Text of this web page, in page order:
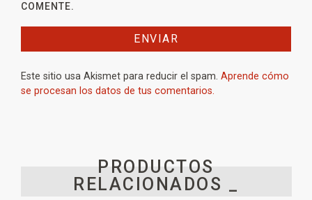
COMENTE.
Este sitio usa Akismet para reducir el spam. Aprende cómo
se procesan los datos de tus comentarios.
PRODUCTOS
RELACIONADOS _